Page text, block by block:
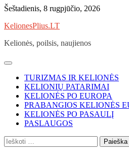
Skip
content
Šeštadienis, 8 rugpjūčio, 2026
KelionesPlius.LT
Kelionės, poilsis, naujienos
TURIZMAS IR KELIONĖS
KELIONIŲ PATARIMAI
KELIONĖS PO EUROPA
PRABANGIOS KELIONĖS
KELIONĖS PO PASAULĮ
PASLAUGOS
Ieškoti: